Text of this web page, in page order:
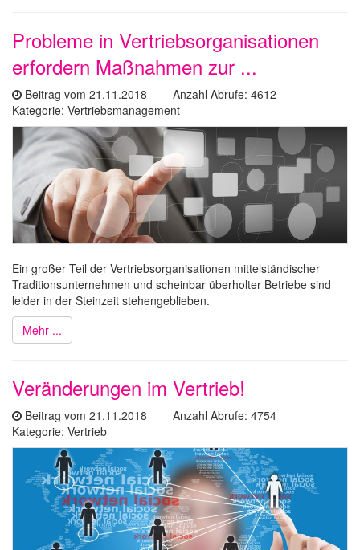
Probleme in Vertriebsorganisationen
erfordern Maßnahmen zur ...
Beitrag vom 21.11.2018 Anzahl Abrufe: 4612
Kategorie: Vertriebsmanagement
Ein großer Teil der Vertriebsorganisationen mittelständischer
Traditionsunternehmen und scheinbar überholter Betriebe sind
leider in der Steinzeit stehengeblieben.
Mehr ...
Veränderungen im Vertrieb!
Beitrag vom 21.11.2018 Anzahl Abrufe: 4754
Kategorie: Vertrieb